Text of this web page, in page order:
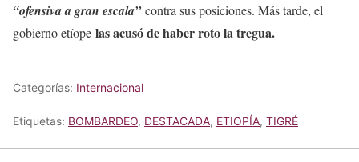
“ofensiva a gran escala”contra sus posiciones. Más tarde, el
gobierno etíope las acusó de haber roto la tregua.
Categorías: Internacional
Etiquetas: BOMBARDEO, DESTACADA, ETIOPÍA, TIGRÉ